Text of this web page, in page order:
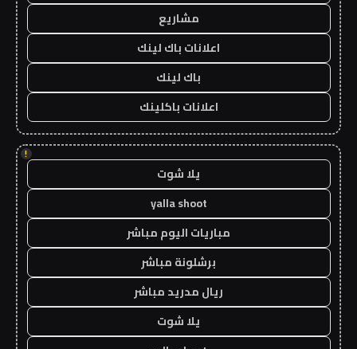
مشاريع
اعلانات باك لينك
باك لينك
اعلانات باكلينك
!
يلا شوت
yalla shoot
مباريات اليوم مباشر
برشلونة مباشر
ريال مدريد مباشر
يلا شوت